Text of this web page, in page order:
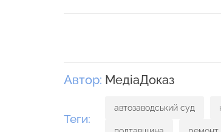
Автор: МедіаДоказ
Теги:
автозаводський суд